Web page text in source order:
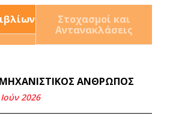
Στοχασμοί και
Αντανακλάσεις
ΑΝΘΡΩΠΟΣ
2026
τα λεφτά ξαναγυρίζουν
σένα.